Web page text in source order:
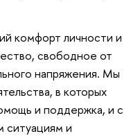
комфорт личности и
свободное от
напряжения. Мы
в которых
и поддержка, и с
ситуациям и